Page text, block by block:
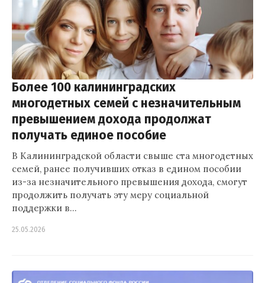
Более 100 калининградских
многодетных семей с незначительным
превышением дохода продолжат
получать единое пособие
В Калининградской области свыше ста многодетных
семей, ранее получивших отказ в едином пособии
из-за незначительного превышения дохода, смогут
продолжить получать эту меру социальной
поддержки в…
25.05.2026